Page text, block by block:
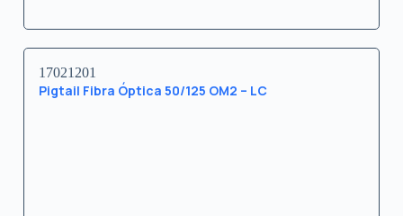
17021201
Pigtail Fibra Óptica 50/125 OM2 – LC